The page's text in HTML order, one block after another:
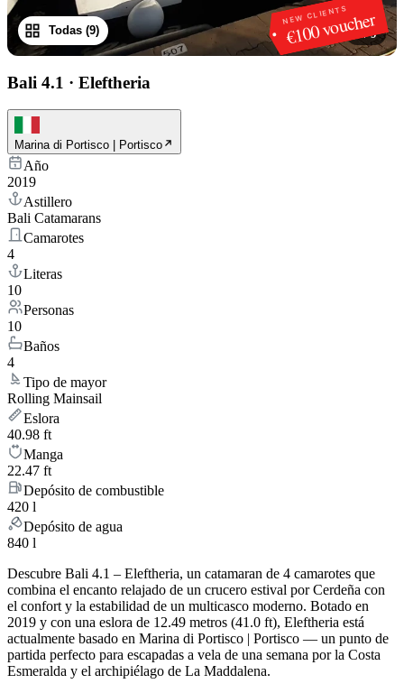
NEW CLIENTS
€100 voucher
1 /9
Todas (9)
Bali 4.1 · Eleftheria
Marina di Portisco | Portisco
Año
2019
Astillero
Bali Catamarans
Camarotes
4
Literas
10
Personas
10
Baños
4
Tipo de mayor
Rolling Mainsail
Eslora
40.98 ft
Manga
22.47 ft
Depósito de combustible
420 l
Depósito de agua
840 l
Descubre Bali 4.1 – Eleftheria, un catamaran de 4 camarotes que
combina el encanto relajado de un crucero estival por Cerdeña con
el confort y la estabilidad de un multicasco moderno. Botado en
2019 y con una eslora de 12.49 metros (41.0 ft), Eleftheria está
actualmente basado en Marina di Portisco | Portisco — un punto de
partida perfecto para escapadas a vela de una semana por la Costa
Esmeralda y el archipiélago de La Maddalena.